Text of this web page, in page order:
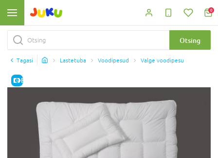
0
Otsing
Tagasi Lastetuba Voodipesud Valge voodipesu
E-HIND